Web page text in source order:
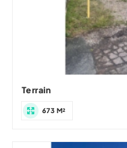
Terrain
673 M²